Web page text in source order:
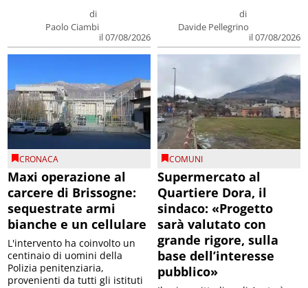
di
Paolo Ciambi
il 07/08/2026
di
Davide Pellegrino
il 07/08/2026
CRONACA
Maxi operazione al
carcere di Brissogne:
sequestrate armi
bianche e un cellulare
L'intervento ha coinvolto un
centinaio di uomini della
Polizia penitenziaria,
provenienti da tutti gli istituti
COMUNI
Supermercato al
Quartiere Dora, il
sindaco: «Progetto
sarà valutato con
grande rigore, sulla
base dell’interesse
pubblico»